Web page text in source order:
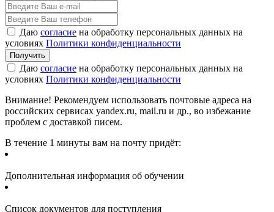
Даю согласие на обработку персональных данных на
условиях Политики конфиденциальности
Даю согласие на обработку персональных данных на
условиях Политики конфиденциальности
Внимание! Рекомендуем использовать почтовые адреса на
российских сервисах yandex.ru, mail.ru и др., во избежание
проблем с доставкой писем.
В течение 1 минуты вам на почту придёт:
Дополнительная информация об обучении
Список документов для поступления